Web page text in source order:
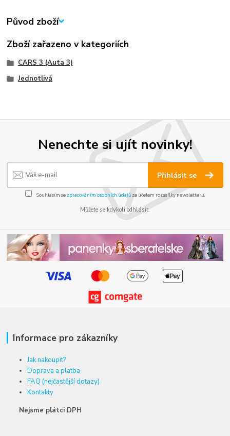
Původ zboží
Zboží zařazeno v kategoriích
CARS 3 (Auta 3)
Jednotlivá
Nenechte si ujít novinky!
Přihlásit se
Souhlasím se zpracováním osobních údajůza účelem rozesílky newsletteru.
Můžete se kdykoli odhlásit.
Informace pro zákazníky
Jak nakoupit?
Doprava a platba
FAQ (nejčastější dotazy)
Kontakty
Nejsme plátci DPH